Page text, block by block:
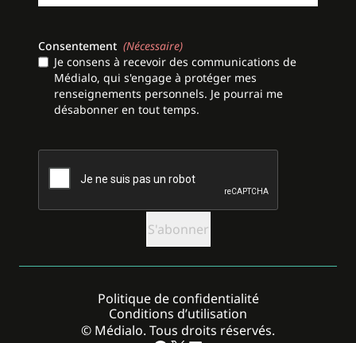
Consentement (Nécessaire)
Je consens à recevoir des communications de
Médialo, qui s'engage à protéger mes
renseignements personnels. Je pourrai me
désabonner en tout temps.
© Médialo. Tous droits réservés.
Politique de confidentialité
Conditions d’utilisation